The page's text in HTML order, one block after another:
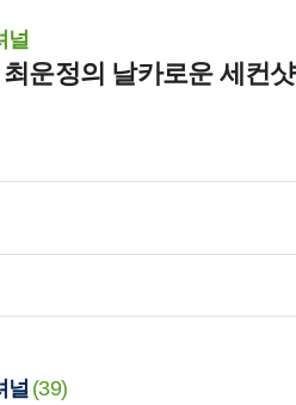
널
운정의 날카로운 세컨
널 (39)